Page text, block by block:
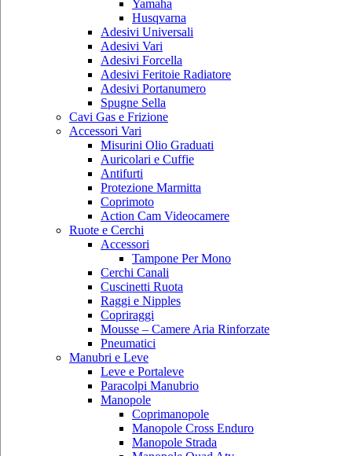
Yamaha
Husqvarna
Adesivi Universali
Adesivi Vari
Adesivi Forcella
Adesivi Feritoie Radiatore
Adesivi Portanumero
Spugne Sella
Cavi Gas e Frizione
Accessori Vari
Misurini Olio Graduati
Auricolari e Cuffie
Antifurti
Protezione Marmitta
Coprimoto
Action Cam Videocamere
Ruote e Cerchi
Accessori
Tampone Per Mono
Cerchi Canali
Cuscinetti Ruota
Raggi e Nipples
Copriraggi
Mousse – Camere Aria Rinforzate
Pneumatici
Manubri e Leve
Leve e Portaleve
Paracolpi Manubrio
Manopole
Coprimanopole
Manopole Cross Enduro
Manopole Strada